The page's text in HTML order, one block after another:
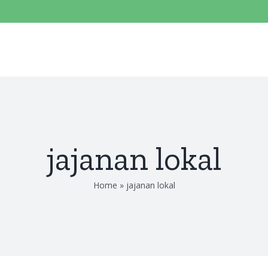
jajanan lokal
Home » jajanan lokal